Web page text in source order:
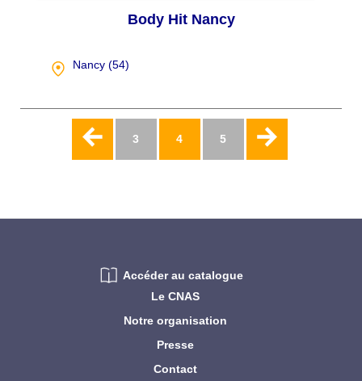
Body Hit Nancy
Nancy (54)
Pagination Page
3 Page
4 Page
5
Le CNAS
Notre organisation
Presse
Contact
Accéder au catalogue